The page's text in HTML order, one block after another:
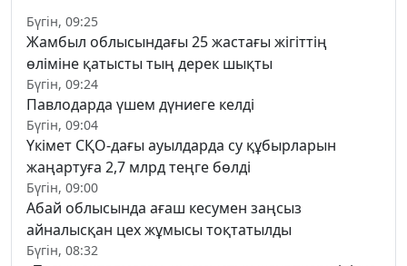
Бүгін, 09:25
Жамбыл облысындағы 25 жастағы жігіттің
өліміне қатысты тың дерек шықты
Бүгін, 09:24
Павлодарда үшем дүниеге келді
Бүгін, 09:04
Үкімет СҚО-дағы ауылдарда су құбырларын
жаңартуға 2,7 млрд теңге бөлді
Бүгін, 09:00
Абай облысында ағаш кесумен заңсыз
айналысқан цех жұмысы тоқтатылды
Бүгін, 08:32